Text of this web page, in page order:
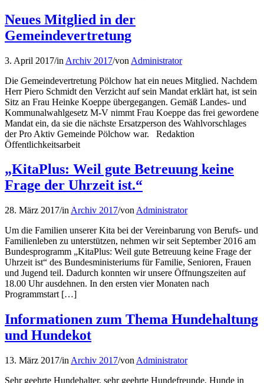
Neues Mitglied in der
Gemeindevertretung
3. April 2017/in Archiv 2017/von Administrator
Die Gemeindevertretung Pölchow hat ein neues Mitglied. Nachdem
Herr Piero Schmidt den Verzicht auf sein Mandat erklärt hat, ist sein
Sitz an Frau Heinke Koeppe übergegangen. Gemäß Landes- und
Kommunalwahlgesetz M-V nimmt Frau Koeppe das frei gewordene
Mandat ein, da sie die nächste Ersatzperson des Wahlvorschlages
der Pro Aktiv Gemeinde Pölchow war. Redaktion
Öffentlichkeitsarbeit
„KitaPlus: Weil gute Betreuung keine
Frage der Uhrzeit ist.“
28. März 2017/in Archiv 2017/von Administrator
Um die Familien unserer Kita bei der Vereinbarung von Berufs- und
Familienleben zu unterstützen, nehmen wir seit September 2016 am
Bundesprogramm „KitaPlus: Weil gute Betreuung keine Frage der
Uhrzeit ist“ des Bundesministeriums für Familie, Senioren, Frauen
und Jugend teil. Dadurch konnten wir unsere Öffnungszeiten auf
18.00 Uhr ausdehnen. In den ersten vier Monaten nach
Programmstart […]
Informationen zum Thema Hundehaltung
und Hundekot
13. März 2017/in Archiv 2017/von Administrator
Sehr geehrte Hundehalter, sehr geehrte Hundefreunde, Hunde in